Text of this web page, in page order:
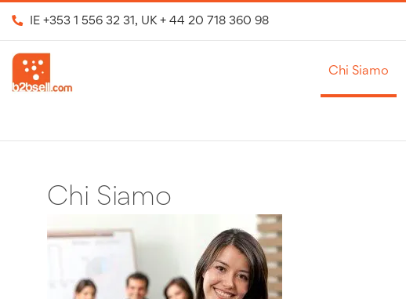
IE +353 1 556 32 31 , UK + 44 20 718 360 98
Chi Siamo
Chi Siamo